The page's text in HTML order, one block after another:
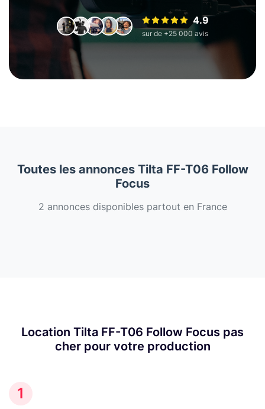
4.9
sur de +25 000 avis
Toutes les annonces Tilta FF-T06 Follow
Focus
2 annonces disponibles partout en France
Location Tilta FF-T06 Follow Focus pas
cher pour votre production
1